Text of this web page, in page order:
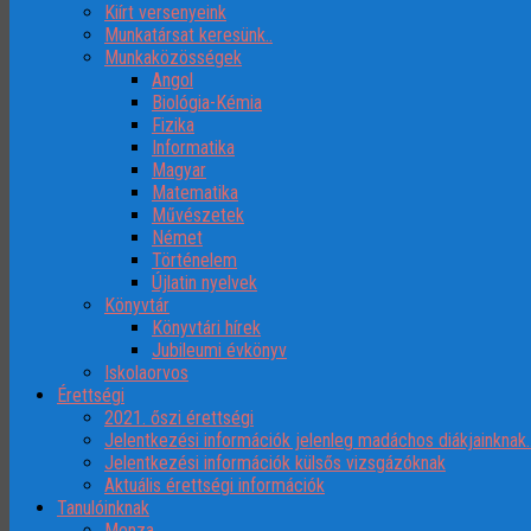
Kiírt versenyeink
Munkatársat keresünk..
Munkaközösségek
Angol
Biológia-Kémia
Fizika
Informatika
Magyar
Matematika
Művészetek
Német
Történelem
Újlatin nyelvek
Könyvtár
Könyvtári hírek
Jubileumi évkönyv
Iskolaorvos
Érettségi
2021. őszi érettségi
Jelentkezési információk jelenleg madáchos
Jelentkezési információk külsős vizsgázóknak
Aktuális érettségi információk
Tanulóinknak